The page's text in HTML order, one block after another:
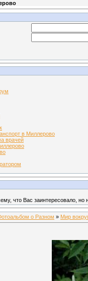
в Миллерово
врачей
что Вас заинтересовало, но
о Разном » Мир